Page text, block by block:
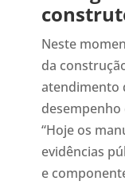
Neste
da
atendimento
“Hoje os
evidências
e